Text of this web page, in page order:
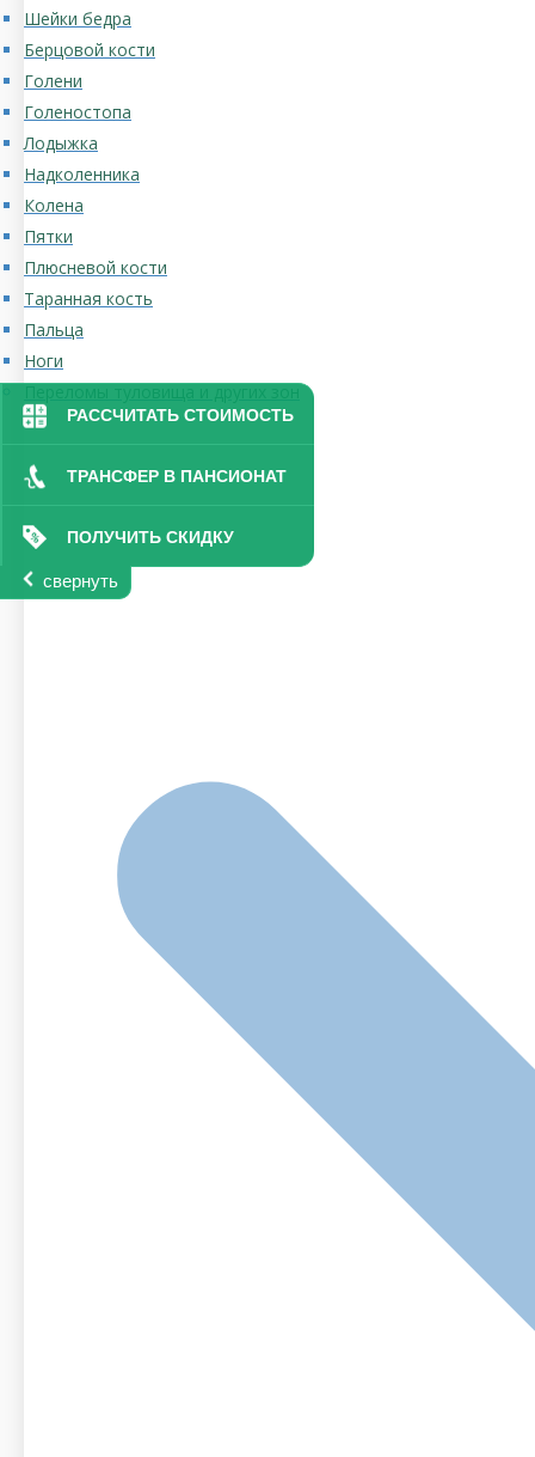
РАССЧИТАТЬ СТОИМОСТЬ
ТРАНСФЕР В ПАНСИОНАТ
ПОЛУЧИТЬ СКИДКУ
свернуть
Шейки бедра
Берцовой кости
Голени
Голеностопа
Лодыжка
Надколенника
Колена
Пятки
Плюсневой кости
Таранная кость
Пальца
Ноги
Переломы туловища и других зон